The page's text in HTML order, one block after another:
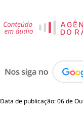
Data de publicação: 06 de